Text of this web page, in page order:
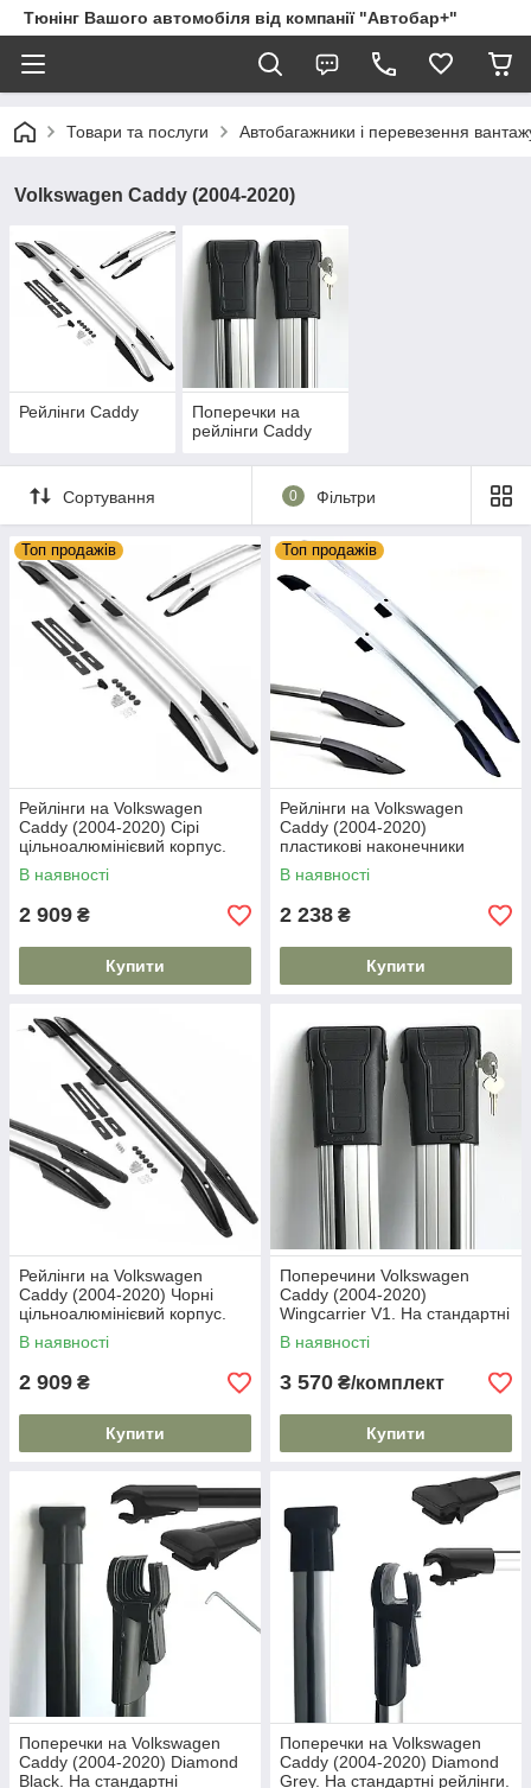
Тюнінг Вашого автомобіля від компанії "Автобар+"
Товари та послуги Автобагажники і перевезення
Volkswagen Caddy (2004-2020)
Рейлінги Caddy
Поперечки на
рейлінги Caddy
Сортування 0 Фільтри
Топ продажів
Рейлінги на Volkswagen
Caddy (2004-2020) Сірі
цільноалюмінієвий корпус.
На 80 кг. Дуги на дах. Модель
Skyport/
В наявності
2 909 ₴
Купити
Топ продажів
Рейлінги на Volkswagen
Caddy (2004-2020)
пластикові наконечники
Classic
В наявності
2 238 ₴
Купити
Рейлінги на Volkswagen
Caddy (2004-2020) Чорні
цільноалюмінієвий корпус.
На 80 кг. Дуги на дах. Модель
Skyport/
В наявності
2 909 ₴
Купити
Поперечини Volkswagen
Caddy (2004-2020)
Wingcarrier V1. На стандартні
рейлінги. Сірі
В наявності
3 570 ₴/комплект
Купити
Поперечки на Volkswagen
Caddy (2004-2020) Diamond
Black. На стандартні
Поперечки на Volkswagen
Caddy (2004-2020) Diamond
Grey. На стандартні рейлінги.